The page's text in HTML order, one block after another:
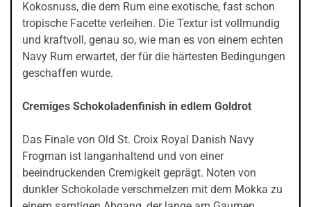
Kokosnuss, die dem Rum eine exotische, fast schon
tropische Facette verleihen. Die Textur ist vollmundig
und kraftvoll, genau so, wie man es von einem echten
Navy Rum erwartet, der für die härtesten Bedingungen
geschaffen wurde.
Cremiges Schokoladenfinish in edlem Goldrot
Das Finale von Old St. Croix Royal Danish Navy
Frogman ist langanhaltend und von einer
beeindruckenden Cremigkeit geprägt. Noten von
dunkler Schokolade verschmelzen mit dem Mokka zu